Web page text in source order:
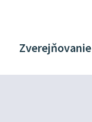
Zverejňovanie